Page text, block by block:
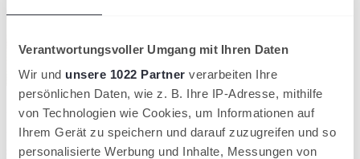
Verantwortungsvoller Umgang mit Ihren Daten
Wir und unsere 1022 Partner verarbeiten Ihre
persönlichen Daten, wie z. B. Ihre IP-Adresse, mithilfe
von Technologien wie Cookies, um Informationen auf
Ihrem Gerät zu speichern und darauf zuzugreifen und so
personalisierte Werbung und Inhalte, Messungen von
Zur Altersklasse U 16 m:
Das Teilnehmerfeld umfasste 10 Junioren. Im Achtelfinale mussten
somit noch zwei Spiele gespielt werden. Max Wentzel (TC RW